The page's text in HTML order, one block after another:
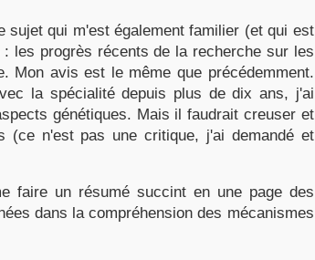
qui m'est également familier (et qui est
les progrès récents de la recherche sur les
Mon avis est le même que précédemment.
la spécialité depuis plus de dix ans, j'ai
génétiques. Mais il faudrait creuser et
(ce n'est pas une critique, j'ai demandé et
faire un résumé succint en une page des
dans la compréhension des mécanismes